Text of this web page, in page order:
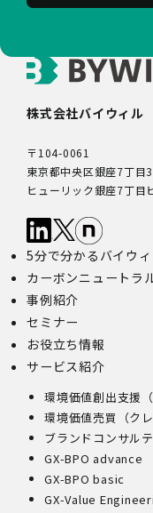
株式会社バイウィル
〒104-0061
東京都中央区銀座7丁目
ヒューリック銀座7丁目
5分で分かるバイウ
カーボンニュートラ
事例紹介
セミナー
お役立ち情報
サービス紹介
環境価値創出支援
環境価値売買（ク
ブランドコンサル
GX-BPO advance
GX-BPO basic
GX-Value